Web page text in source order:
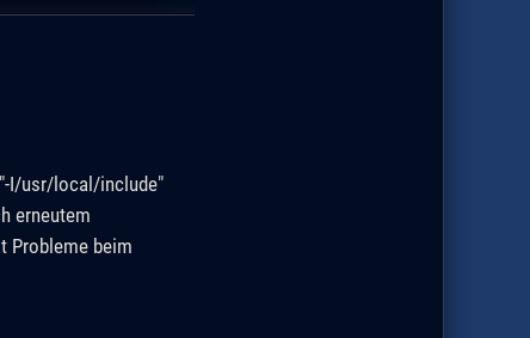
I/usr/local/include"
erneutem
Probleme beim